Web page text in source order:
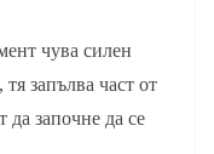
чува силен
запълва част от
да започне да се